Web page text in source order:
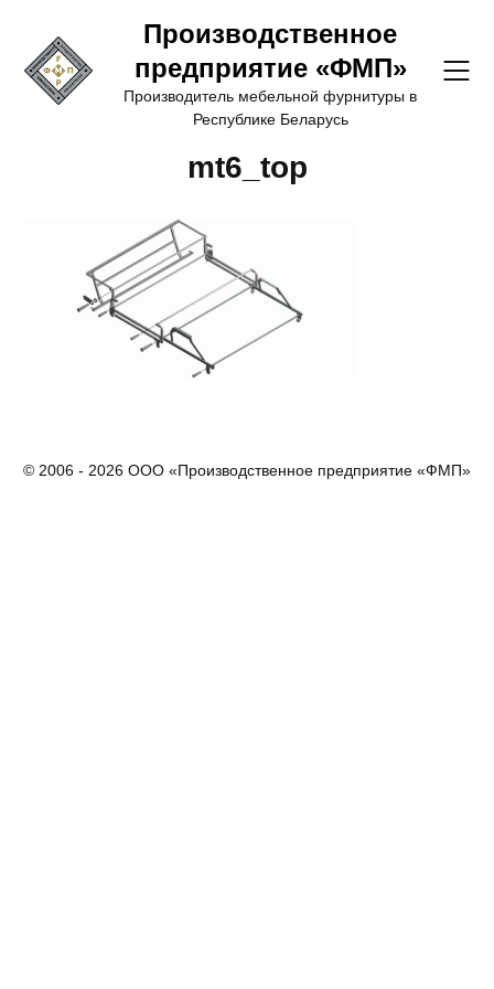
содержимому
Производственное
предприятие «ФМП»
Производитель мебельной фурнитуры в
Республике Беларусь
mt6_top
© 2006 - 2026 ООО «Производственное предприятие «ФМП»